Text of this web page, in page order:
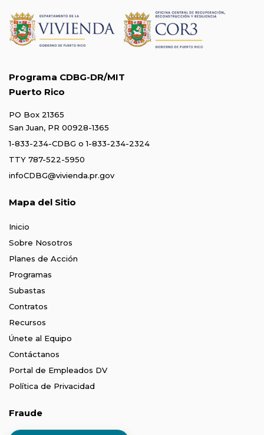
Programa CDBG-DR/MIT
Puerto Rico
PO Box 21365
San Juan, PR 00928-1365
1-833-234-CDBG o1-833-234-2324
TTY 787-522-5950
infoCDBG@vivienda.pr.gov
Mapa del Sitio
Inicio
Sobre Nosotros
Planes de Acción
Programas
Subastas
Contratos
Recursos
Únete al Equipo
Contáctanos
Portal de Empleados DV
Política de Privacidad
Fraude